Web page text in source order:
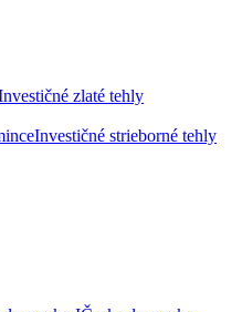
zlaté tehly
Investičné strieborné tehly